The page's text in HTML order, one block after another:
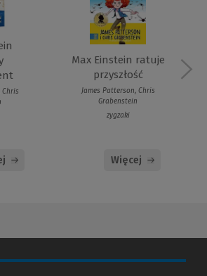
Chris
Max Einstein ratuje
przyszłość
James Patterson, Chris
Grabenstein
zygzaki
Więcej